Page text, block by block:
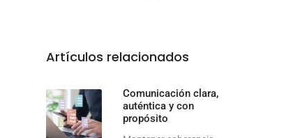
Artículos relacionados
Comunicación clara,
auténtica y con
propósito